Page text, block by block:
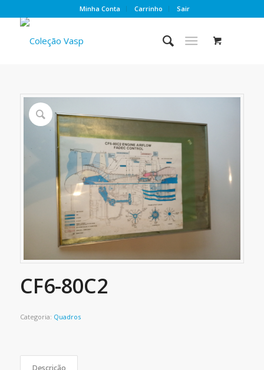
Minha Conta Carrinho Sair
CF6-80C2
Categoria: Quadros
Descrição